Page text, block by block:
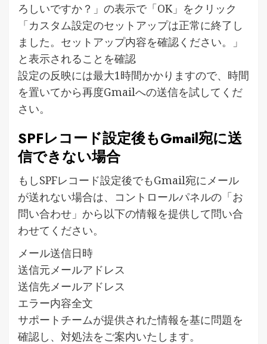
ろしいですか？」の表示で「OK」をクリック
「カスタム設定のセットアップは正常に終了し
ました。セットアップ内容を確認ください。」
と表示されることを確認
設定の反映には最大1時間かかりますので、時間
を置いてから再度Gmailへの送信を試してくだ
さい。
SPFレコード設定後もGmail宛に送
信できない場合
もしSPFレコード設定後でもGmail宛にメール
が送れない場合は、コントロールパネルの「お
問い合わせ」から以下の情報を提供して問い合
わせてください。
メール送信日時
送信元メールアドレス
送信先メールアドレス
エラー内容全文
サポートチームが提供された情報を基に問題を
確認し、対処法をご案内いたします。